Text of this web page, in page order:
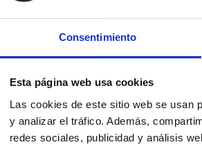
Consentimiento
Esta página web usa cookies
Las cookies de este sitio web se usan
y analizar el tráfico. Además,
redes sociales, publicidad y análisis